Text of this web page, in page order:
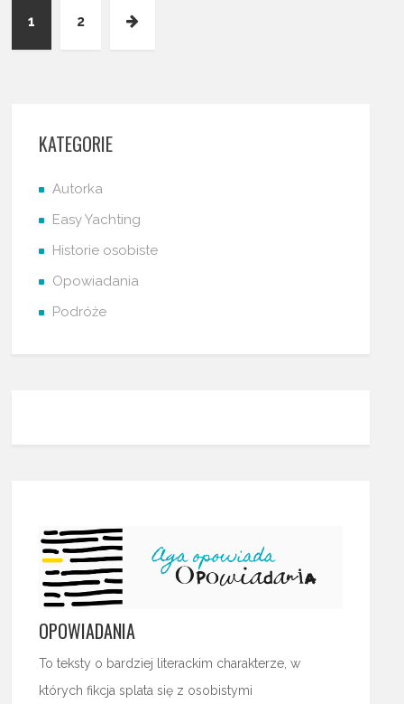
1 2
KATEGORIE
Autorka
Easy Yachting
Historie osobiste
Opowiadania
Podróże
OPOWIADANIA
To teksty o bardziej literackim charakterze, w
których fikcja splata się z osobistymi